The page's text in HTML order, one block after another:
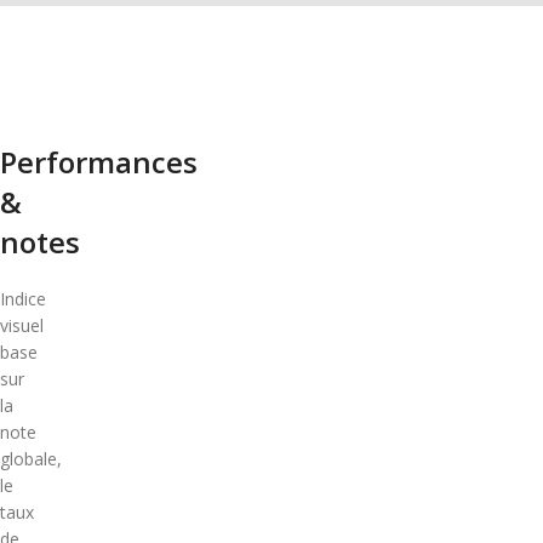
Performances
&
notes
Indice
visuel
base
sur
la
note
globale,
le
taux